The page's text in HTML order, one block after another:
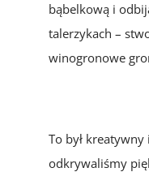
bąbelkową i
talerzykach –
winogronowe
To był
odkrywaliśmy